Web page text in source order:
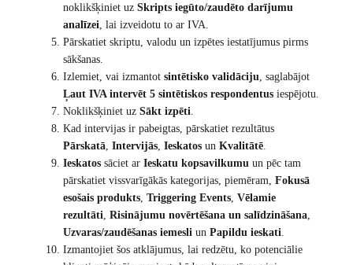
noklikšķiniet uz Skripts iegūto/zaudēto darījumu
analīzei , lai izveidotu to ar IVA.
Pārskatiet skriptu, valodu un izpētes iestatījumus pirms
sākšanas.
Izlemiet, vai izmantot sintētisko validāciju , saglabājot
Ļaut IVA intervēt 5 sintētiskos respondentus iespējotu.
Noklikšķiniet uz Sākt izpēti
Kad intervijas ir pabeigtas, pārskatiet rezultātus
Pārskatā Intervijās Ieskatos un Kvalitātē
Ieskatos sāciet ar Ieskatu kopsavilkumu un pēc tam
pārskatiet vissvarīgākās kategorijas, piemēram, Fokusā
esošais produkts Triggering Events Vēlamie
rezultāti Risinājumu novērtēšana un salīdzināšana
Uzvaras/zaudēšanas iemesli un Papildu ieskati
Izmantojiet šos atklājumus, lai redzētu, ko potenciālie